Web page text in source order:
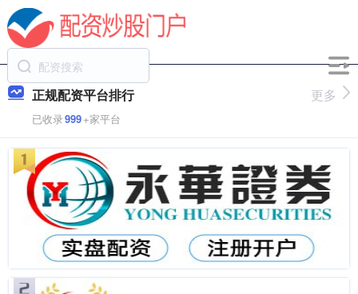
正规配资平台排行
已收录999+家平台
更多